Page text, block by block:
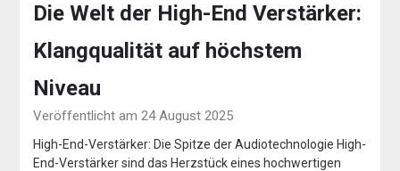
Die Welt der High-End Verstärker:
Klangqualität auf höchstem
Niveau
Veröffentlicht am 24 August 2025
High-End-Verstärker: Die Spitze der Audiotechnologie High-
End-Verstärker sind das Herzstück eines hochwertigen